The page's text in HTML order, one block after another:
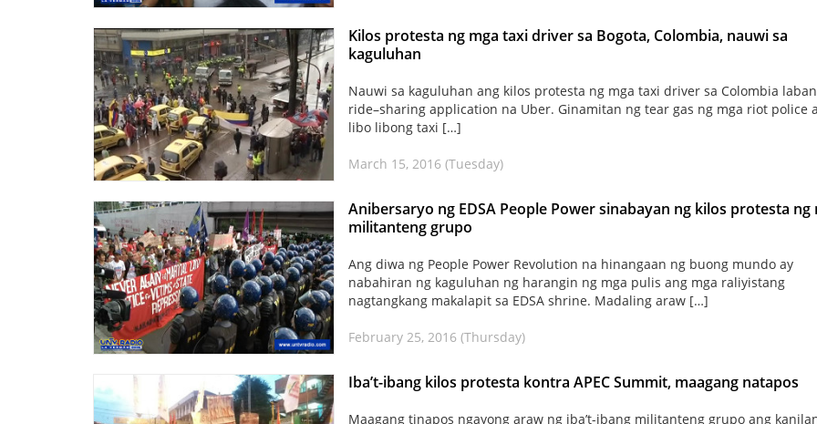
Kilos protesta ng mga taxi driver sa Bogota, Colombia, nauwi sa
kaguluhan
Nauwi sa kaguluhan ang kilos protesta ng mga taxi driver sa Colombia
ride–sharing application na Uber. Ginamitan ng tear gas ng mga riot police
libo libong taxi […]
March 15, 2016 (Tuesday)
Anibersaryo ng EDSA People Power sinabayan ng kilos protesta ng
militanteng grupo
Ang diwa ng People Power Revolution na hinangaan ng buong mundo ay
nabahiran ng kaguluhan ng harangin ng mga pulis ang mga raliyistang
nagtangkang makalapit sa EDSA shrine. Madaling araw […]
February 25, 2016 (Thursday)
Iba’t-ibang kilos protesta kontra APEC Summit, maagang natapos
Maagang tinapos ngayong araw ng iba’t-ibang militanteng grupo ang